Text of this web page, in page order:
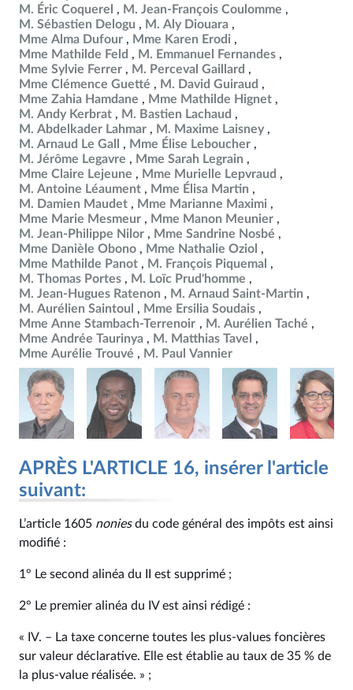
M. Éric Coquerel
M. Jean-François Coulomme
M. Sébastien Delogu
M. Aly Diouara
Mme Alma Dufour
Mme Karen Erodi
Mme Mathilde Feld
M. Emmanuel Fernandes
Mme Sylvie Ferrer
M. Perceval Gaillard
Mme Clémence Guetté
M. David Guiraud
Mme Zahia Hamdane
Mme Mathilde Hignet
M. Andy Kerbrat
M. Bastien Lachaud
M. Abdelkader Lahmar
M. Maxime Laisney
M. Arnaud Le Gall
Mme Élise Leboucher
M. Jérôme Legavre
Mme Sarah Legrain
Mme Claire Lejeune
Mme Murielle Lepvraud
M. Antoine Léaument
Mme Élisa Martin
M. Damien Maudet
Mme Marianne Maximi
Mme Marie Mesmeur
Mme Manon Meunier
M. Jean-Philippe Nilor
Mme Sandrine Nosbé
Mme Danièle Obono
Mme Nathalie Oziol
Mme Mathilde Panot
M. François Piquemal
M. Thomas Portes
M. Loïc Prud'homme
M. Jean-Hugues Ratenon
M. Arnaud Saint-Martin
M. Aurélien Saintoul
Mme Ersilia Soudais
Mme Anne Stambach-Terrenoir
M. Aurélien Taché
Mme Andrée Taurinya
M. Matthias Tavel
Mme Aurélie Trouvé
M. Paul Vannier
APRÈS L'ARTICLE 16, insérer l'article
suivant:
L’article 1605 noniesdu code général des impôts est ainsi
modifié :
1° Le second alinéa du II est supprimé ;
2° Le premier alinéa du IV est ainsi rédigé :
« IV. – La taxe concerne toutes les plus-values foncières
sur valeur déclarative. Elle est établie au taux de 35 % de
la plus-value réalisée. » ;